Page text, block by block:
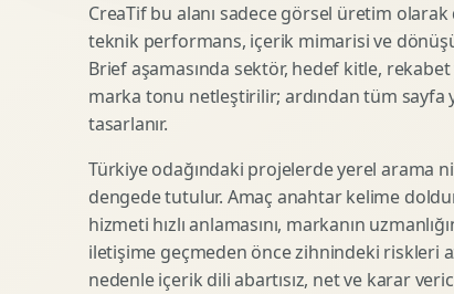
SEO Denetimi
E Ticaret SEO
Uluslararasi SEO
SEO Icerik Stratejisi
Schema Markup Optimizasyonu
Urun Gorsellestirme
3D Reklam Gorseli
Cgi Kampanya Gorseli
3D Karakter Tasarimi
3D Stand Tasarimi
3D Sosyal Medya Gorseli
3D Lansman Filmi
CreaTif bu alanı sadece görsel üretim
teknik performans, içerik mimarisi ve
Brief aşamasında sektör, hedef kitle,
marka tonu netleştirilir; ardından tüm sayfa
tasarlanır.
Türkiye odağındaki projelerde yerel arama
dengede tutulur. Amaç anahtar kelime
hizmeti hızlı anlamasını, markanın
iletişime geçmeden önce zihnindeki riskleri
nedenle içerik dili abartısız, net ve karar